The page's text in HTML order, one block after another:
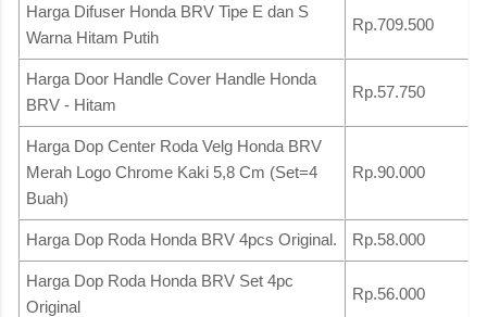
Harga Difuser Honda BRV Tipe E dan S
Warna Hitam Putih
Rp.709.500
Harga Door Handle Cover Handle Honda
BRV - Hitam
Rp.57.750
Harga Dop Center Roda Velg Honda BRV
Merah Logo Chrome Kaki 5,8 Cm (Set=4
Buah)
Rp.90.000
Harga Dop Roda Honda BRV 4pcs Original. Rp.58.000
Harga Dop Roda Honda BRV Set 4pc
Original
Rp.56.000